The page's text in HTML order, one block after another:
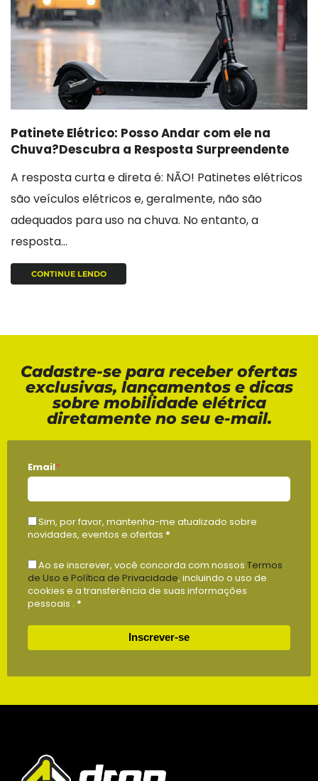
Patinete Elétrico: Posso Andar com ele na
Chuva?Descubra a Resposta Surpreendente
A resposta curta e direta é: NÃO! Patinetes elétricos
são veículos elétricos e, geralmente, não são
adequados para uso na chuva. No entanto, a
resposta...
CONTINUE LENDO
Cadastre-se para receber ofertas
exclusivas, lançamentos e dicas
sobre mobilidade elétrica
diretamente no seu e-mail.
Email*
Sim, por favor, mantenha-me atualizado sobre
novidades, eventos e ofertas *
Ao se inscrever, você concorda com nossos Termos
de Uso e Política de Privacidade, incluindo o uso de
cookies e a transferência de suas informações
pessoais . *
Inscrever-se